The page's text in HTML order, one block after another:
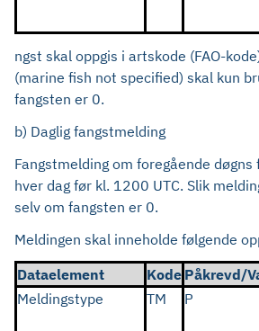
ngst skal oppgis i artskode (FAO-
(marine fish not specified) skal kun
fangsten er 0.
b) Daglig fangstmelding
Fangstmelding om foregående døgns
hver dag før kl. 1200 UTC. Slik
selv om fangsten er 0.
Meldingen skal inneholde følgende
Dataelement
Kode Påkrevd/
Meldingstype
TM P